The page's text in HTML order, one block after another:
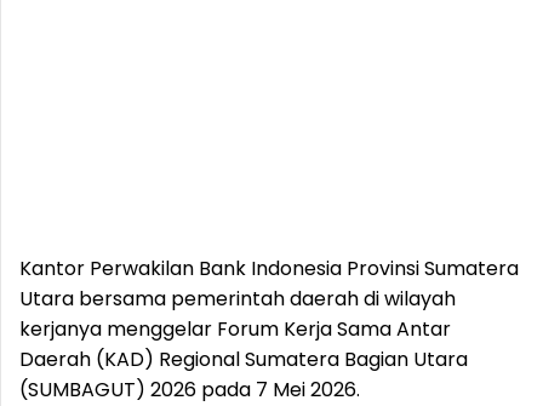
Kantor Perwakilan Bank Indonesia Provinsi Sumatera
Utara bersama pemerintah daerah di wilayah
kerjanya menggelar Forum Kerja Sama Antar
Daerah (KAD) Regional Sumatera Bagian Utara
(SUMBAGUT) 2026 pada 7 Mei 2026.